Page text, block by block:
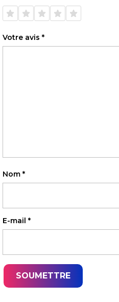
1 étoile
sur 5
2 étoiles
sur 5
3 étoiles
sur 5
4 étoiles
sur 5
5 étoiles
sur 5
Votre avis *
Nom *
E-mail *